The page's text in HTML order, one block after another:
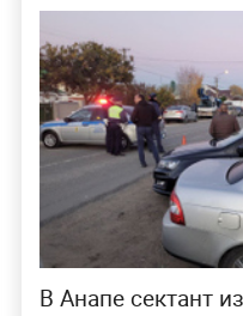
В Анапе сектант